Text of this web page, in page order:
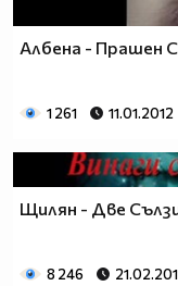
Албена - Прашен
1 261 11.01.2012
Щилян - Две
8 246